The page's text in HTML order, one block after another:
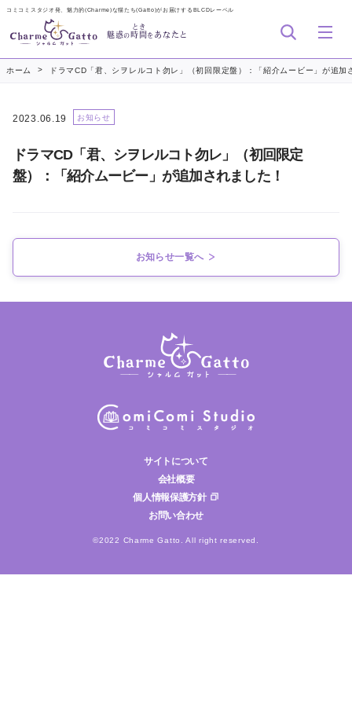
コミコミスタジオ発、魅力的(Charme)な猫たち(Gatto)がお届けするBLCDレーベル
魅惑の 時間
とき
を あなたと
ホーム > ドラマCD「君、シヲレルコト勿レ」（初回限定盤）：「紹介ムービー」が追加
2023.06.19 お知らせ
ドラマCD「君、シヲレルコト勿レ」（初回限定
盤）：「紹介ムービー」が追加されました！
お知らせ一覧へ
サイトについて
会社概要
個人情報保護方針
お問い合わせ
©2022 Charme Gatto. All right reserved.